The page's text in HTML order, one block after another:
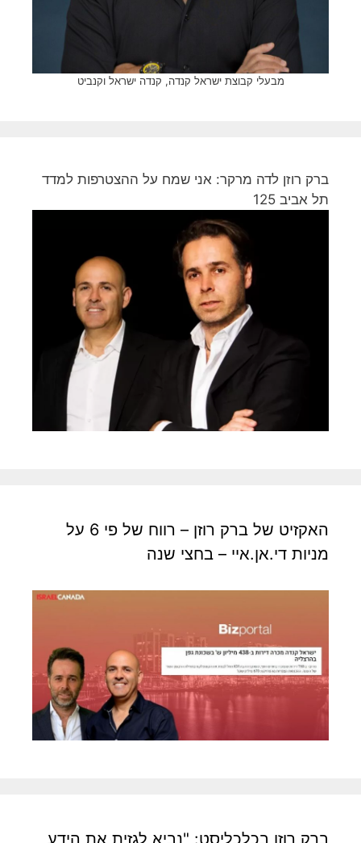
מבעלי קבוצת ישראל קנדה, קנדה ישראל וקנביט
ברק רוזן לדה מרקר: אני שמח על ההצטרפות למדד
תל אביב 125
האקזיט של ברק רוזן – רווח של פי 6 על
מניות די.אן.איי – בחצי שנה
ברק רוזן בכלכליסט: "נביא לגזית את הידע